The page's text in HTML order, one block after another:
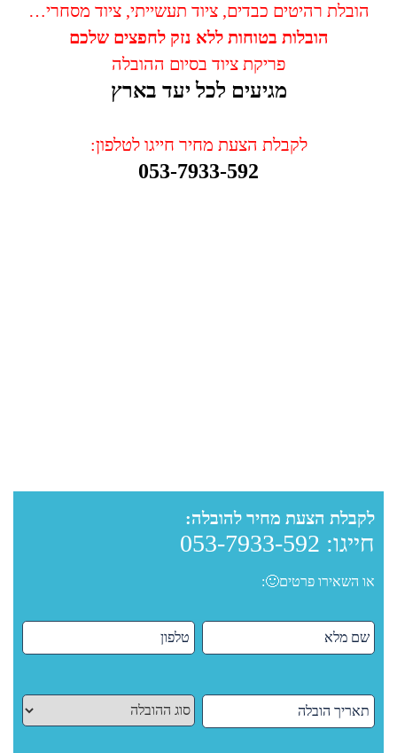
הובלת רהיטים כבדים, ציוד תעשייתי, ציוד מסחרי…
הובלות בטוחות ללא נזק לחפצים שלכם
פריקת ציוד בסיום ההובלה
מגיעים לכל יעד בארץ
לקבלת הצעת מחיר חייגו לטלפון:
053-7933-592
לקבלת הצעת מחיר להובלה:
חייגו: 053-7933-592
או השאירו פרטים🙂: